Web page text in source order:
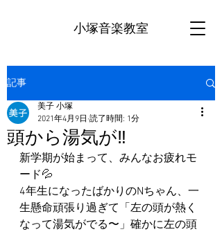
小塚音楽教室
記事
頭から湯気が‼️
美子 小塚
2021年4月9日 読了時間: 1分
新学期が始まって、みんなお疲れモ
ード💦
4年生になったばかりのNちゃん、一
生懸命頑張り過ぎて「左の頭が熱く
なって湯気がでる〜」確かに左の頭